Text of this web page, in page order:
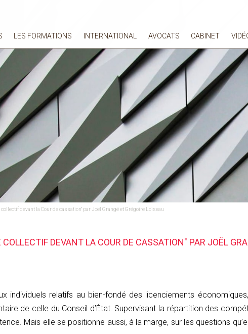
LES FORMATIONS INTERNATIONAL AVOCATS CABINET
devant la Cour de cassation" par Joël Grangé et Grégoire Loiseau
DEVANT LA COUR DE CASSATION" PAR JOËL
individuels relatifs au bien-fondé des licenciements
de celle du Conseil d’État. Supervisant la répartition des
Mais elle se positionne aussi, à la marge, sur les questions